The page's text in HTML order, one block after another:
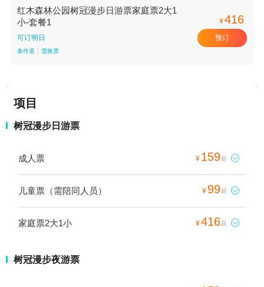
红木森林公园树冠漫步日游票家庭票2大1
小-套餐1
可订明日
条件退 需换票
¥416
预订
项目
树冠漫步日游票
成人票 ¥ 159起 
儿童票（需陪同人员） ¥ 99起 
家庭票2大1小 ¥416起 
树冠漫步夜游票